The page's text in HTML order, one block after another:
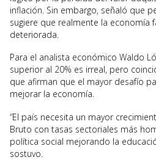
inflación. Sin embargo, señaló que
sugiere que realmente la economía
deteriorada.
Para el analista económico Waldo
superior al 20% es irreal, pero
que afirman que el mayor desafío
mejorar la economía.
“El país necesita un mayor
Bruto con tasas sectoriales más
política social mejorando la
sostuvo.